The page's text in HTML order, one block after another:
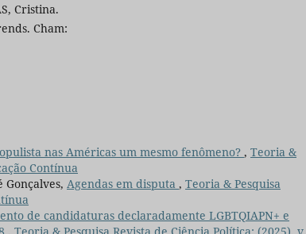
Cristina.
Cham:
nas Américas um mesmo fenômeno? , Teoria &
Contínua
Agendas em disputa , Teoria & Pesquisa
de candidaturas declaradamente LGBTQIAPN+ e